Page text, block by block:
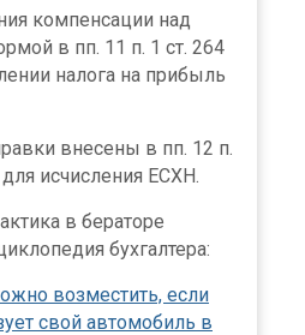
компенсации над
в пп. 11 п. 1 ст. 264
налога на прибыль
внесены в пп. 12 п.
исчисления ЕСХН.
в бераторе
бухгалтера:
возместить, если
свой автомобиль в